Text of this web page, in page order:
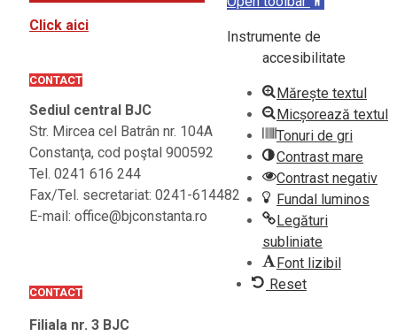
Click aici
CONTACT
Sediul central BJC
Str. Mircea cel Batrân nr. 104A
Constanţa, cod poştal 900592
Tel. 0241 616 244
Fax/Tel. secretariat: 0241-614482
E-mail: office@bjconstanta.ro
CONTACT
Filiala nr. 3 BJC
Instrumente de
accesibilitate
Mărește textul
Micșorează textul
Tonuri de gri
Contrast mare
Contrast negativ
Fundal luminos
Legături
subliniate
Font lizibil
Reset